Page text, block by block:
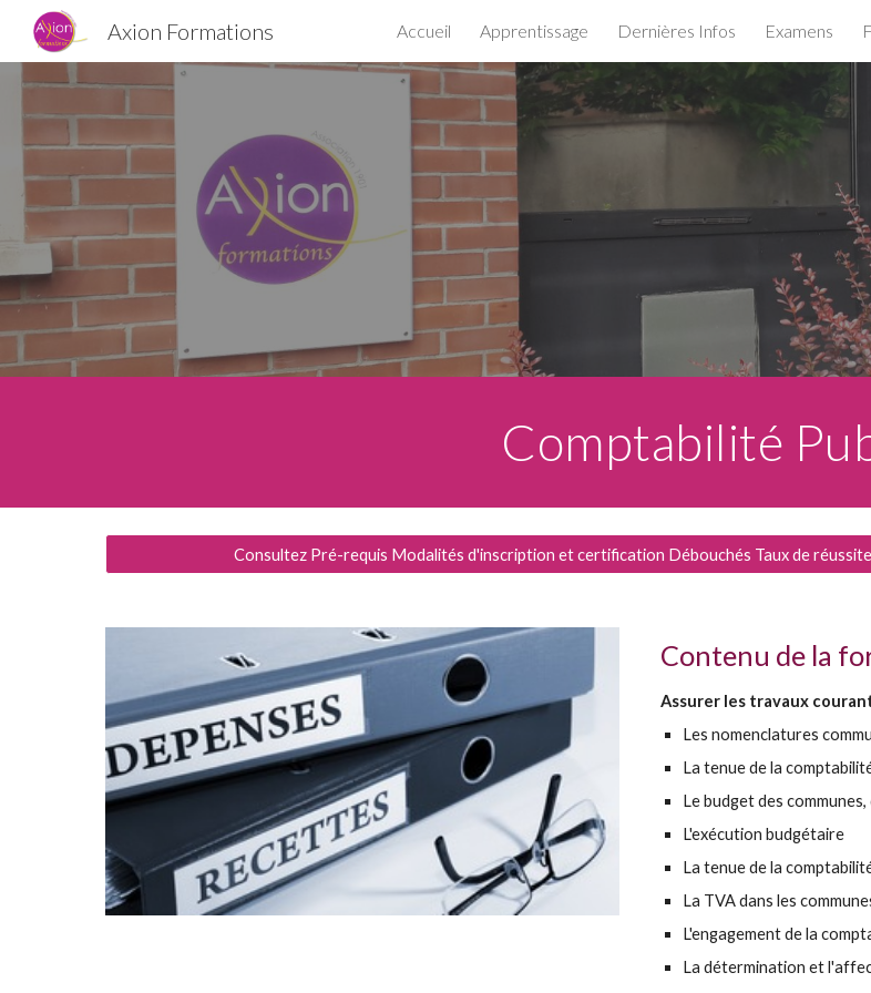
Skip to main content
Axion Formations Accueil Apprentissage Dernières Infos Examens
Comptabilité
Consultez Pré-requis Modalités d'inscription et certification Débouchés Taux de
Contenu de la
Assurer les travaux
Les nomenclatures
La tenue de la
Le budget des
L'exécution budgétaire
La tenue de la
La TVA dans les
L'engagement de la
La détermination et